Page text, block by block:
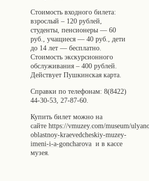
Стоимость входного билета:
взрослый – 120 рублей,
студенты, пенсионеры — 60
руб., учащиеся — 40 руб., дети
до 14 лет — бесплатно.
Стоимость экскурсионного
обслуживания – 400 рублей.
Действует Пушкинская карта.
Справки по телефонам: 8(8422)
44-30-53, 27-87-60.
Купить билет можно на
сайте https://vmuzey.com/museum/
oblastnoy-kraevedcheskiy-muzey-
imeni-i-a-goncharova и в кассе
музея.